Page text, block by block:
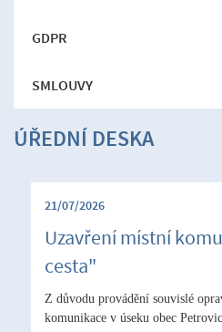
GDPR
SMLOUVY
ÚŘEDNÍ DESKA
21/07/2026
Uzavření místní
cesta"
Z důvodu provádění souvislé
komunikace v úseku obec